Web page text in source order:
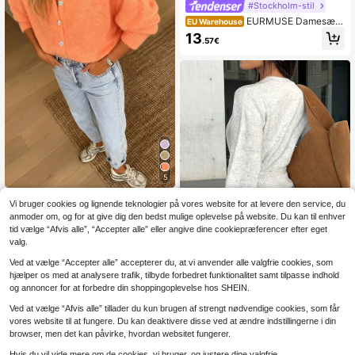
5
EU Warehouse
Ny casual minimalistis
k strikket knapjakke til efterår/vinte
r, basic top, Back to School, 6 % uld,
Y2K til kvinder, top til udgang, Coun
try Fall
21.23€ -1% 21.48€
#Stockholm-stil
EU Warehouse EURMUSE Damesæt i
strik med stribet mønster, polokrav
e, drop shoulder pullover og matche
t strikkesæt, co-ord, vintertøj
13.57€
9
ånd, essentiel hjemmetøj til kvinder,
velegnet til daglig pendling, dating,
rejser og forskellige lejligheder, lyse
grå, minimalistisk
19 19.79€
Vi bruger cookies og lignende teknologier på vores website for at levere den service, du
anmoder om, og for at give dig den bedst mulige oplevelse på website. Du kan til enhver
tid vælge “Afvis alle”, “Accepter alle” eller angive dine cookiepræferencer efter eget
valg.
Ved at vælge “Accepter alle” accepterer du, at vi anvender alle valgfrie cookies, som
hjælper os med at analysere trafik, tilbyde forbedret funktionalitet samt tilpasse indhold
og annoncer for at forbedre din shoppingoplevelse hos SHEIN.
Ved at vælge “Afvis alle” tillader du kun brugen af strengt nødvendige cookies, som får
vores website til at fungere. Du kan deaktivere disse ved at ændre indstillingerne i din
browser, men det kan påvirke, hvordan websitet fungerer.